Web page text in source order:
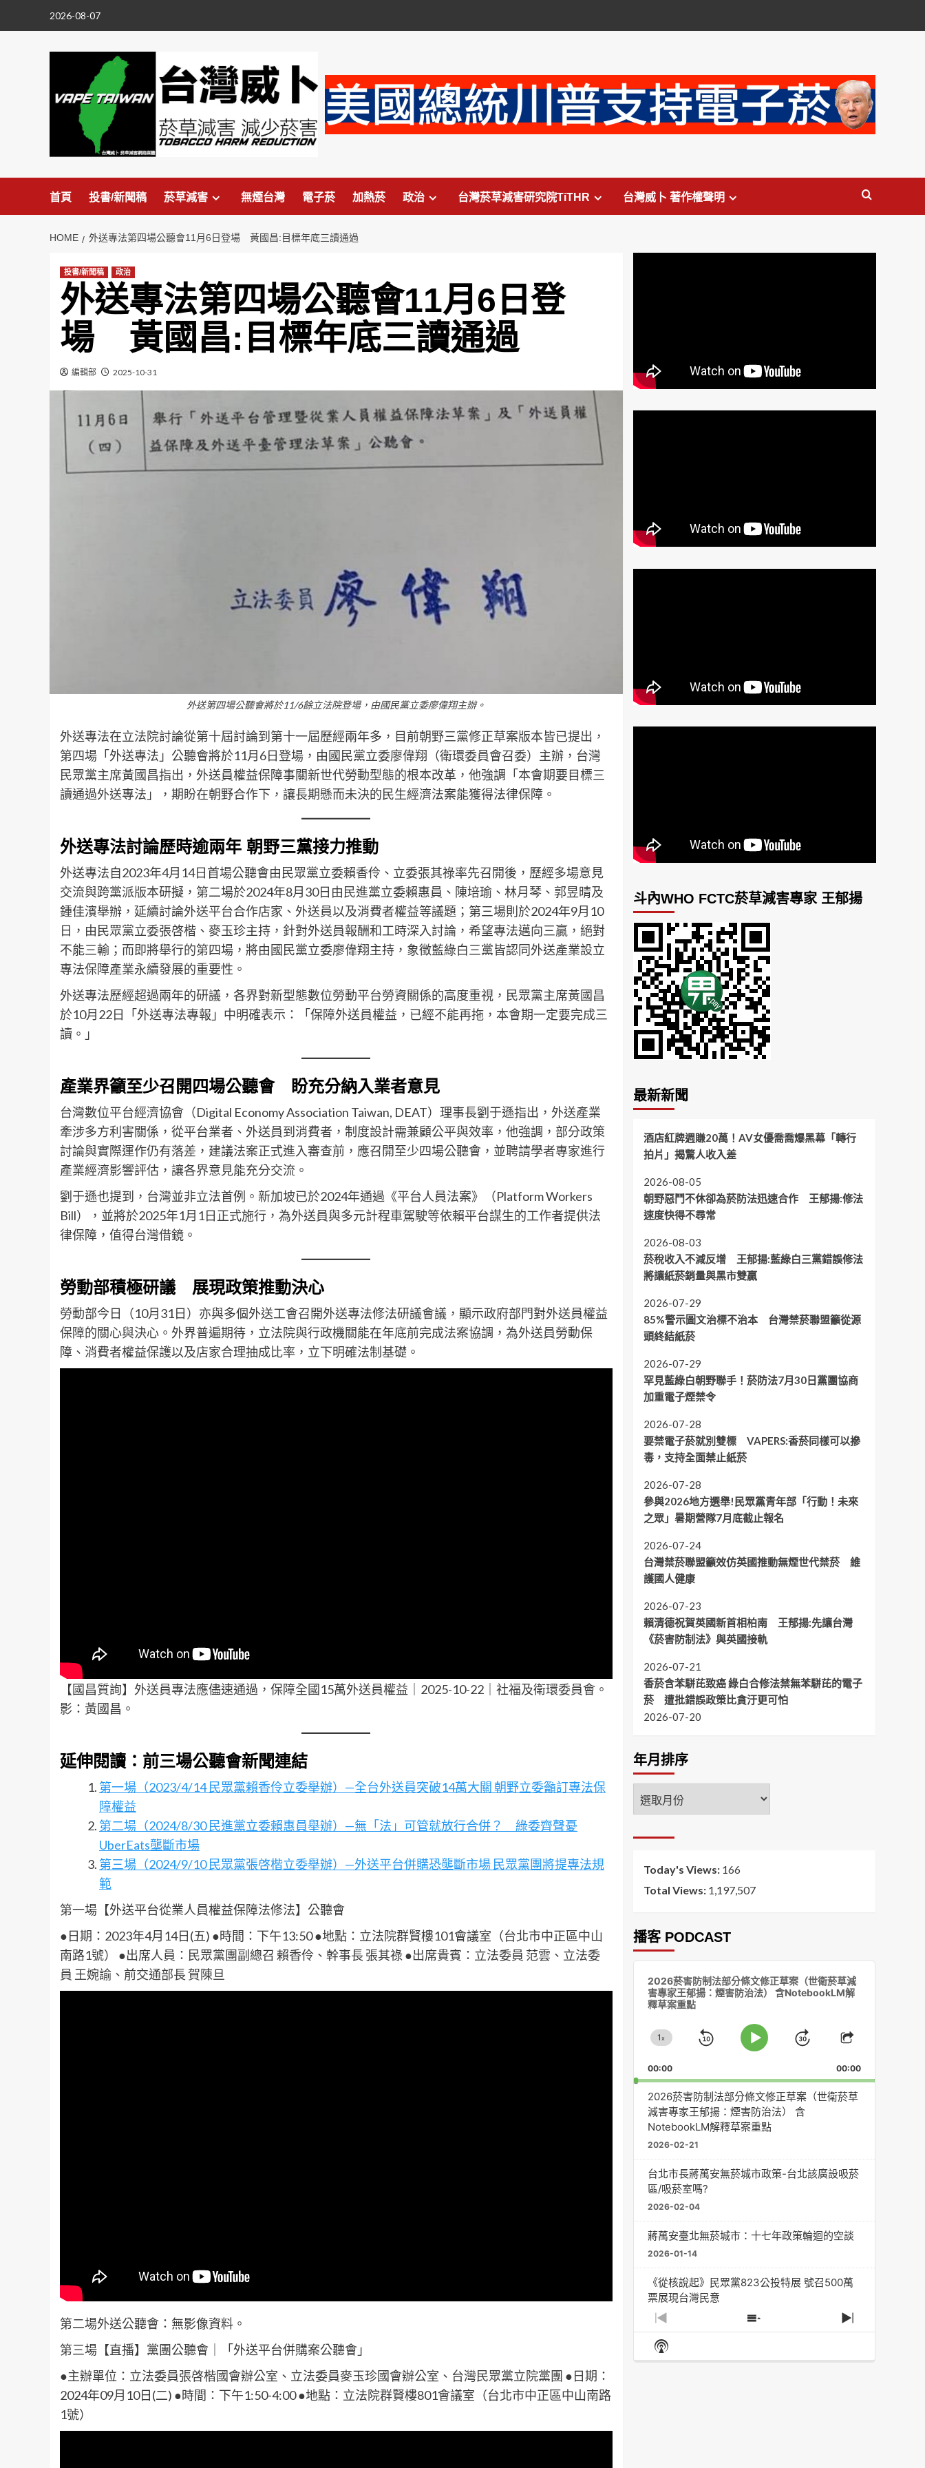
2026-08-07
首頁 投書/新聞稿 菸草減害 無煙台灣 電子菸 加熱菸 政治 台灣菸草減害研究院TiTHR 台灣威卜 著作權聲明
HOME 外送專法第四場公聽會11月6日登場 黃國昌:目標年底三讀通過
投書/新聞稿 政治
外送專法第四場公聽會11月6日登
場 黃國昌:目標年底三讀通過
編輯部 2025-10-31
外送第四場公聽會將於11/6餘立法院登場，由國民黨立委廖偉翔主辦。
外送專法在立法院討論從第十屆討論到第十一屆歷經兩年多，目前朝野三黨修正草案版本皆已提出，
第四場「外送專法」公聽會將於11月6日登場，由國民黨立委廖偉翔（衛環委員會召委）主辦，台灣
民眾黨主席黃國昌指出，外送員權益保障事關新世代勞動型態的根本改革，他強調「本會期要目標三
讀通過外送專法」，期盼在朝野合作下，讓長期懸而未決的民生經濟法案能獲得法律保障。
外送專法討論歷時逾兩年 朝野三黨接力推動
外送專法自2023年4月14日首場公聽會由民眾黨立委賴香伶、立委張其祿率先召開後，歷經多場意見
交流與跨黨派版本研擬，第二場於2024年8月30日由民進黨立委賴惠員、陳培瑜、林月琴、郭昱晴及
鍾佳濱舉辦，延續討論外送平台合作店家、外送員以及消費者權益等議題；第三場則於2024年9月10
日，由民眾黨立委張啓楷、麥玉珍主持，針對外送員報酬和工時深入討論，希望專法邁向三贏，絕對
不能三輸；而即將舉行的第四場，將由國民黨立委廖偉翔主持，象徵藍綠白三黨皆認同外送產業設立
專法保障產業永續發展的重要性。
外送專法歷經超過兩年的研議，各界對新型態數位勞動平台勞資關係的高度重視，民眾黨主席黃國昌
於10月22日「外送專法專報」中明確表示：「保障外送員權益，已經不能再拖，本會期一定要完成三
讀。」
產業界籲至少召開四場公聽會 盼充分納入業者意見
台灣數位平台經濟協會（Digital Economy Association Taiwan, DEAT）理事長劉于遜指出，外送產業
牽涉多方利害關係，從平台業者、外送員到消費者，制度設計需兼顧公平與效率，他強調，部分政策
討論與實際運作仍有落差，建議法案正式進入審查前，應召開至少四場公聽會，並聘請學者專家進行
產業經濟影響評估，讓各界意見能充分交流。
劉于遜也提到，台灣並非立法首例。新加坡已於2024年通過《平台人員法案》（Platform Workers
Bill），並將於2025年1月1日正式施行，為外送員與多元計程車駕駛等依賴平台謀生的工作者提供法
律保障，值得台灣借鏡。
勞動部積極研議 展現政策推動決心
勞動部今日（10月31日）亦與多個外送工會召開外送專法修法研議會議，顯示政府部門對外送員權益
保障的關心與決心。外界普遍期待，立法院與行政機關能在年底前完成法案協調，為外送員勞動保
障、消費者權益保護以及店家合理抽成比率，立下明確法制基礎。
【國昌質詢】外送員專法應儘速通過，保障全國15萬外送員權益｜2025-10-22｜社福及衛環委員會。
影：黃國昌。
延伸閱讀：前三場公聽會新聞連結
第一場（2023/4/14 民眾黨賴香伶立委舉辦）—全台外送員突破14萬大關 朝野立委籲訂專法保
障權益
第二場（2024/8/30 民進黨立委賴惠員舉辦）—無「法」可管就放行合併？ 綠委齊聲憂
UberEats壟斷市場
第三場（2024/9/10 民眾黨張啓楷立委舉辦）—外送平台併購恐壟斷市場 民眾黨團將提專法規
範
第一場【外送平台從業人員權益保障法修法】公聽會
●日期：2023年4月14日(五) ●時間：下午13:50 ●地點：立法院群賢樓101會議室（台北市中正區中山
南路1號） ●出席人員：民眾黨團副總召 賴香伶、幹事長 張其祿 ●出席貴賓：立法委員 范雲、立法委
員 王婉諭、前交通部長 賀陳旦
第二場外送公聽會：無影像資料。
第三場【直播】黨團公聽會｜「外送平台併購案公聽會」
●主辦單位：立法委員張啓楷國會辦公室、立法委員麥玉珍國會辦公室、台灣民眾黨立院黨團 ●日期：
2024年09月10日(二) ●時間：下午1:50-4:00 ●地點：立法院群賢樓801會議室（台北市中正區中山南路
1號）
斗內WHO FCTC菸草減害專家 王郁揚
最新新聞
酒店紅牌週賺20萬！AV女優喬喬爆黑幕「轉行
拍片」揭驚人收入差
2026-08-05
朝野惡鬥不休卻為菸防法迅速合作 王郁揚:修法
速度快得不尋常
2026-08-03
菸稅收入不減反增 王郁揚:藍綠白三黨錯誤修法
將讓紙菸銷量與黑市雙贏
2026-07-29
85%警示圖文治標不治本 台灣禁菸聯盟籲從源
頭終結紙菸
2026-07-29
罕見藍綠白朝野聯手！菸防法7月30日黨團協商
加重電子煙禁令
2026-07-28
要禁電子菸就別雙標 VAPERS:香菸同樣可以摻
毒，支持全面禁止紙菸
2026-07-28
參與2026地方選舉!民眾黨青年部「行動！未來
之眾」暑期營隊7月底截止報名
2026-07-24
台灣禁菸聯盟籲效仿英國推動無煙世代禁菸 維
護國人健康
2026-07-23
賴清德祝賀英國新首相柏南 王郁揚:先讓台灣
《菸害防制法》與英國接軌
2026-07-21
香菸含苯駢芘致癌 綠白合修法禁無苯駢芘的電子
菸 遭批錯誤政策比貪汙更可怕
2026-07-20
年月排序
年
月
Today's Views: 166
Total Views: 1,197,507
播客 PODCAST
2026菸害防制法部分條文修正草案（世衛菸草減
害專家王郁揚：煙害防治法） 含NotebookLM解
釋草案重點
Change
Rate
1x
Skip Play
Jump
Forward
Share
Episode
00:00 00:00
2026菸害防制法部分條文修正草案（世衛菸草
減害專家王郁揚：煙害防治法） 含
NotebookLM解釋草案重點
2026-02-21
台北市長蔣萬安無菸城市政策-台北該廣設吸菸
區/吸菸室嗎?
2026-02-04
蔣萬安臺北無菸城市：十七年政策輪迴的空談
2026-01-14
《從核說起》民眾黨823公投特展 號召500萬
票展現台灣民意
2025-08-11
大罷免凸 <726,823反罷免主題曲> #大展鴻圖
2025-07-05
Previous
Episode
Show
Episodes
Next
Episode
Show
Podcast